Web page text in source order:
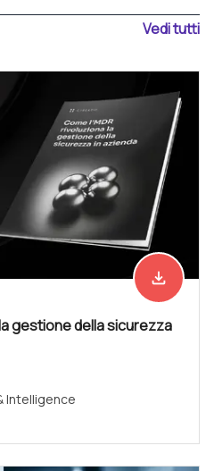
Vedi tutti
Scarica
file_download
gestione della sicurezza
Intelligence